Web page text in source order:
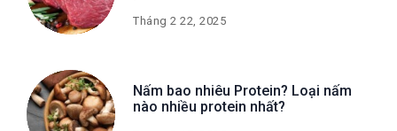
Tháng 2 22, 2025
Nấm bao nhiêu Protein? Loại nấm
nào nhiều protein nhất?